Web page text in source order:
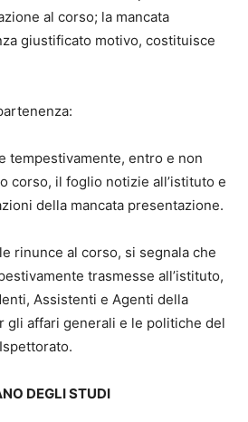
al corso; la mancata
giustificato motivo, costituisce
tempestivamente, entro e non
corso, il foglio notizie all’istituto e
della mancata presentazione.
rinunce al corso, si segnala che
trasmesse all’istituto,
Assistenti e Agenti della
gli affari generali e le politiche del
DEGLI STUDI